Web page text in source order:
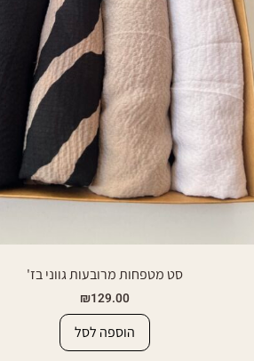
סט מטפחות מרובעות גווני בז'
₪129.00
הוספה לסל